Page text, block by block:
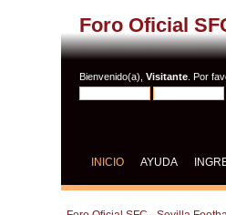
Foro Oficial
Bienvenido(a),Visitante . Por
INICIO AYUDA